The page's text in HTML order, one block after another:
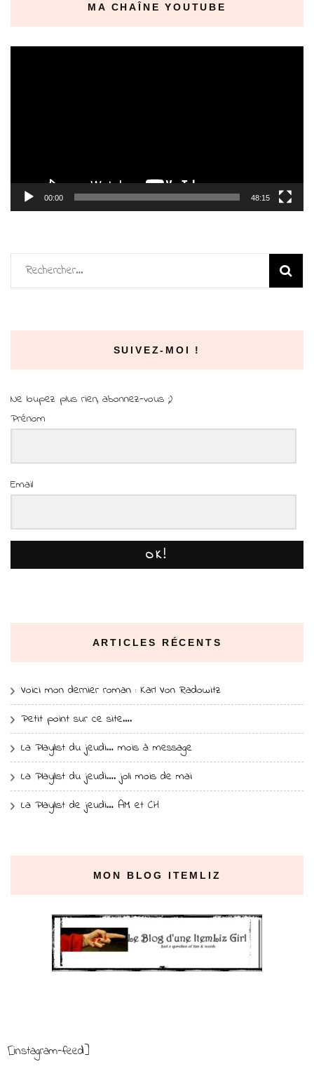
MA CHAÎNE YOUTUBE
00:00 48:15
Rechercher :
SUIVEZ-MOI !
Ne loupez plus rien, abonnez-vous ;)
Prénom
Email
OK!
ARTICLES RÉCENTS
Voici mon dernier roman : Karl Von Radowitz
Petit point sur ce site….
La Playlist du jeudi… mois à message
La Playlist du jeudi…. joli mois de mai
La Playlist de jeudi… AM et CH
MON BLOG ITEMLIZ
[instagram-feed]